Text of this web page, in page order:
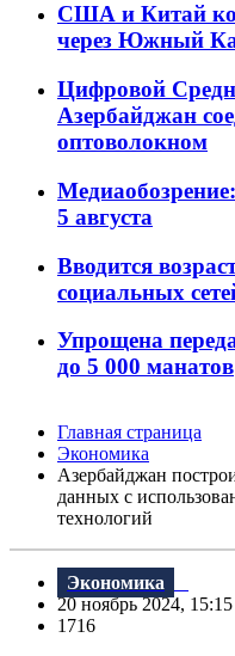
США и Китай
через Южный
Цифровой
Азербайджан
оптоволокном
5 августа
Вводится
социальных
Упрощена
до 5 000 манатов
Главная страница
Экономика
Азербайджан
данных с
технологий
Экономика
20 ноябрь 2024,
1716